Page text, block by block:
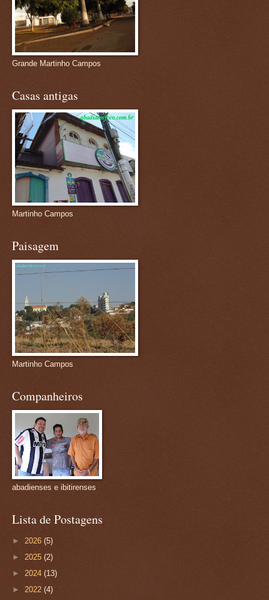
Grande Martinho Campos
Casas antigas
Martinho Campos
Paisagem
Martinho Campos
Companheiros
abadienses e ibitirenses
Lista de Postagens
► 2026 (5)
► 2025 (2)
► 2024 (13)
► 2022 (4)